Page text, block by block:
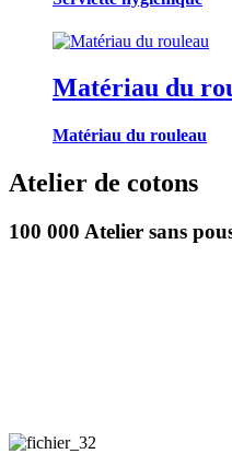
Matériau du
Matériau du rouleau
Atelier de cotons
100 000 Atelier sans